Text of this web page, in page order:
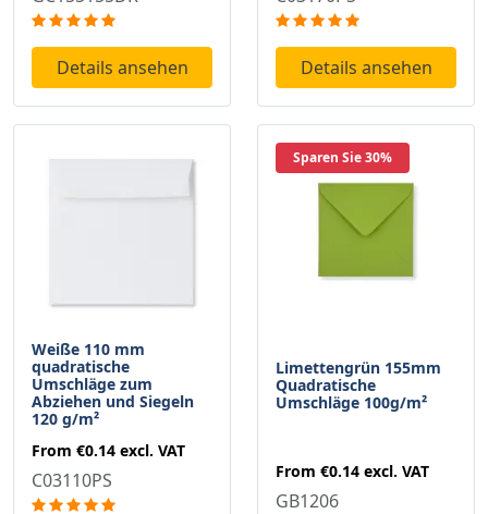
Details ansehen Details ansehen
Weiße 110 mm
quadratische
Umschläge zum
Abziehen und Siegeln
120 g/m²
From €0.14 excl. VAT
C03110PS
Sparen Sie 30%
Limettengrün 155mm
Quadratische
Umschläge 100g/m²
From €0.14 excl. VAT
GB1206